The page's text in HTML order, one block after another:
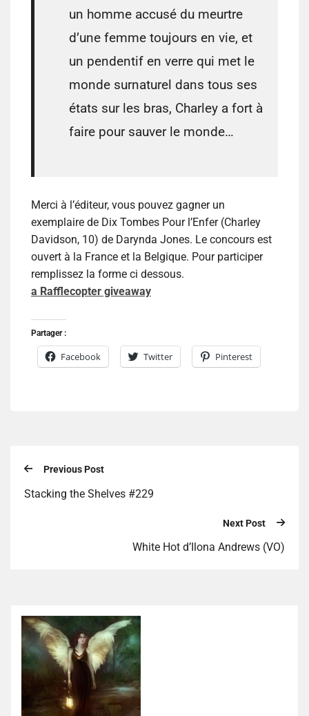
un homme accusé du meurtre
d’une femme toujours en vie, et
un pendentif en verre qui met le
monde surnaturel dans tous ses
états sur les bras, Charley a fort à
faire pour sauver le monde…
Merci à l’éditeur, vous pouvez gagner un
exemplaire de Dix Tombes Pour l’Enfer (Charley
Davidson, 10) de Darynda Jones. Le concours est
ouvert à la France et la Belgique. Pour participer
remplissez la forme ci dessous.
a Rafflecopter giveaway
Partager :
Facebook Twitter Pinterest
Previous Post
Stacking the Shelves #229
Next Post
White Hot d’Ilona Andrews (VO)